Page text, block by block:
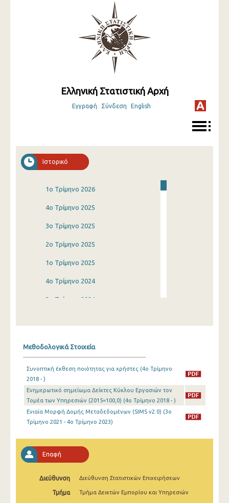
Ελληνική Στατιστική Αρχή
Εγγραφή Σύνδεση English
Ιστορικό
1o Τρίμηνο 2026
4o Τρίμηνο 2025
3o Τρίμηνο 2025
2o Τρίμηνο 2025
1o Τρίμηνο 2025
4o Τρίμηνο 2024
3o Τρίμηνο 2024
3o Τρίμηνο 2023
2o Τρίμηνο 2023
1o Τρίμηνο 2023
3o Τρίμηνο 2022
2o Τρίμηνο 2022
1o Τρίμηνο 2022
Μεθοδολογικά Στοιχεία
Συνοπτική έκθεση ποιότητας για χρήστες (4o Τρίμηνο
2018 - )
Ενημερωτικό σημείωμα Δείκτες Κύκλου Εργασιών τον
Τομέα των Υπηρεσιών (2015=100,0) (4o Τρίμηνο 2018 - )
Ενιαία Μορφή Δομής Μεταδεδομένων (SIMS v2.0) (3o
Τρίμηνο 2021 - 4o Τρίμηνο 2023)
Επαφή
Διεύθυνση Διεύθυνση Στατιστικών Επιχειρήσεων
Τμήμα Τμήμα Δεικτών Εμπορίου και Υπηρεσιών